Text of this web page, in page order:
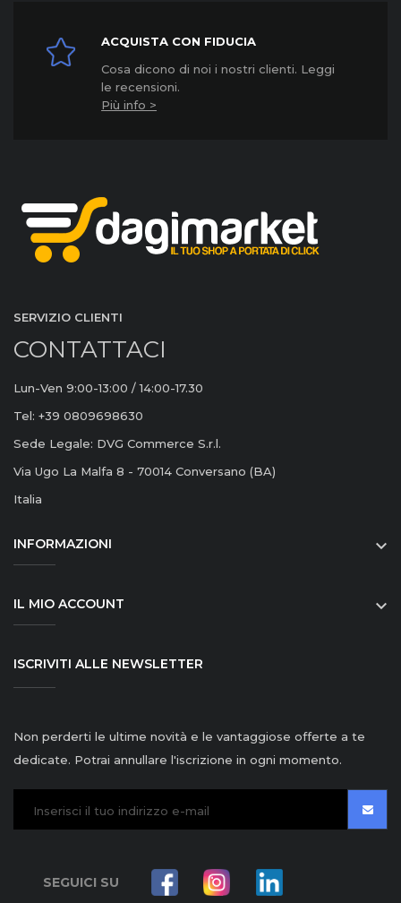
ACQUISTA CON FIDUCIA
Cosa dicono di noi i nostri clienti. Leggi
le recensioni.
Più info >
SERVIZIO CLIENTI
CONTATTACI
Lun-Ven 9:00-13:00 / 14:00-17.30
Tel: +39 0809698630
Sede Legale: DVG Commerce S.r.l.
Via Ugo La Malfa 8 - 70014 Conversano (BA)
Italia
INFORMAZIONI 
IL MIO ACCOUNT 
ISCRIVITI ALLE NEWSLETTER
Non perderti le ultime novità e le vantaggiose offerte a te
dedicate. Potrai annullare l'iscrizione in ogni momento.
SEGUICI SU